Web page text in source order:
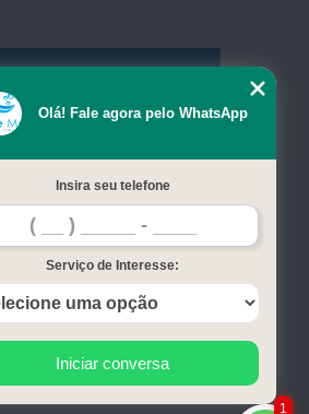
Missão
Contato
Mapa do site
1
Olá! Fale agora pelo WhatsApp
Insira seu telefone
Serviço de Interesse:
Iniciar conversa